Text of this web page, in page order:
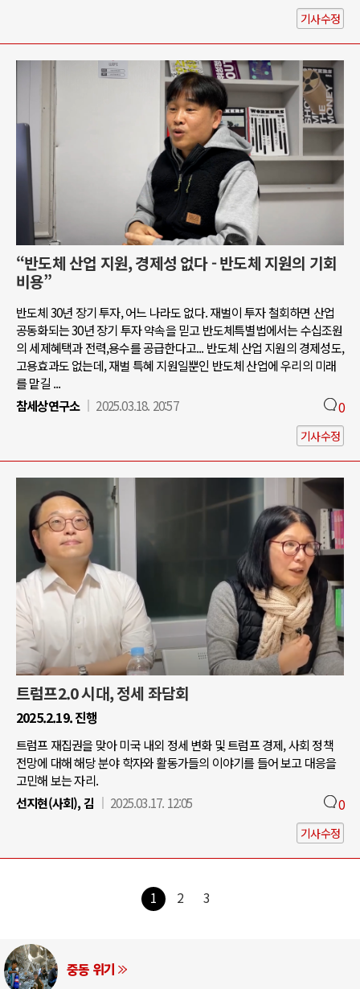
기사수정
“반도체 산업 지원, 경제성 없다 - 반도체 지원의 기회
비용”
반도체 30년 장기 투자, 어느 나라도 없다. 재벌이 투자 철회하면 산업
공동화되는 30년 장기 투자 약속을 믿고 반도체특별법에서는 수십조원
의 세제혜택과 전력,용수를 공급한다고... 반도체 산업 지원의 경제성도,
고용효과도 없는데, 재벌 특혜 지원일뿐인 반도체 산업에 우리의 미래
를 맡길 ...
참세상연구소
2025.03.18. 20:57 0
기사수정
트럼프2.0 시대, 정세 좌담회
2025.2.19. 진행
트럼프 재집권을 맞아 미국 내외 정세 변화 및 트럼프 경제, 사회 정책
전망에 대해 해당 분야 학자와 활동가들의 이야기를 들어 보고 대응을
고민해 보는 자리.
선지현(사회), 김
2025.03.17. 12:05 0
기사수정
1 2 3
AI와 인간